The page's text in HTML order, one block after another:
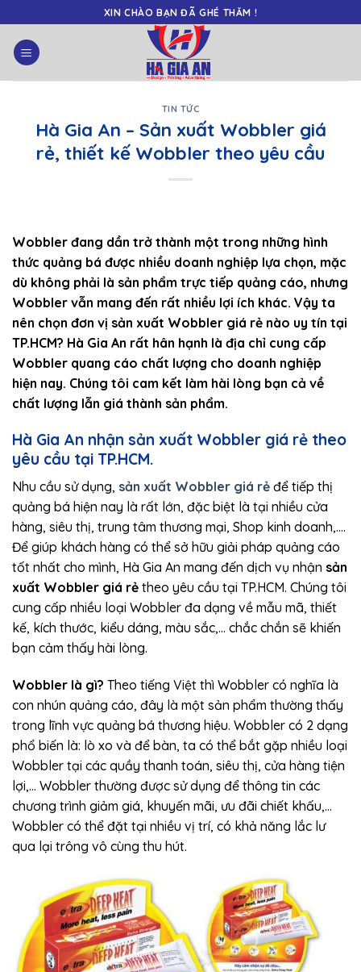
content
XIN CHÀO BẠN ĐÃ GHÉ THĂM !
TIN TỨC
Hà Gia An – Sản xuất Wobbler giá
rẻ, thiết kế Wobbler theo yêu cầu
Wobbler đang dần trở thành một trong những hình
thức quảng bá được nhiều doanh nghiệp lựa chọn, mặc
dù không phải là sản phẩm trực tiếp quảng cáo, nhưng
Wobbler vẫn mang đến rất nhiều lợi ích khác. Vậy ta
nên chọn đơn vị sản xuất Wobbler giá rẻ nào uy tín tại
TP.HCM? Hà Gia An rất hân hạnh là địa chỉ cung cấp
Wobbler quang cáo chất lượng cho doanh nghiệp
hiện nay. Chúng tôi cam kết làm hài lòng bạn cả về
chất lượng lẫn giá thành sản phẩm.
Hà Gia An nhận sản xuất Wobbler giá rẻ theo
yêu cầu tại TP.HCM.
Nhu cầu sử dụng, sản xuất Wobbler giá rẻ để tiếp thị
quảng bá hiện nay là rất lớn, đặc biệt là tại nhiều cửa
hàng, siêu thị, trung tâm thương mại, Shop kinh doanh,….
Để giúp khách hàng có thể sở hữu giải pháp quảng cáo
tốt nhất cho mình, Hà Gia An mang đến dịch vụ nhận sản
xuất Wobbler giá rẻ theo yêu cầu tại TP.HCM. Chúng tôi
cung cấp nhiều loại Wobbler đa dạng về mẫu mã, thiết
kế, kích thước, kiểu dáng, màu sắc,… chắc chắn sẽ khiến
bạn cảm thấy hài lòng.
Wobbler là gì? Theo tiếng Việt thì Wobbler có nghĩa là
con nhún quảng cáo, đây là một sản phẩm thường thấy
trong lĩnh vực quảng bá thương hiệu. Wobbler có 2 dạng
phổ biến là: lò xo và để bàn, ta có thể bắt gặp nhiều loại
Wobbler tại các quầy thanh toán, siêu thị, cửa hàng tiện
lợi,… Wobbler thường được sử dụng để thông tin các
chương trình giảm giá, khuyến mãi, ưu đãi chiết khấu,…
Wobbler có thể đặt tại nhiều vị trí, có khả năng lắc lư
qua lại trông vô cùng thu hút.